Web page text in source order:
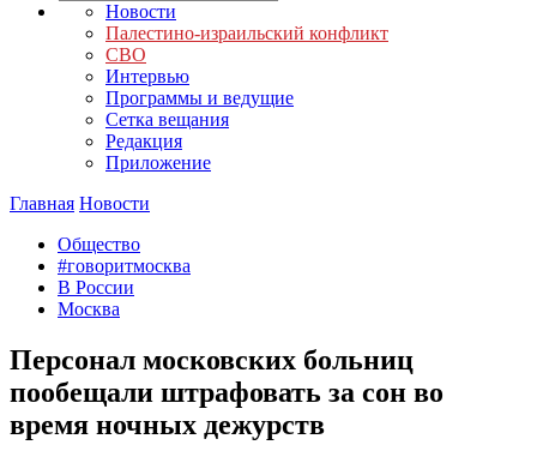
Новости
Палестино-израильский конфликт
СВО
Интервью
Программы и ведущие
Сетка вещания
Редакция
Приложение
Главная Новости
Общество
#говоритмосква
В России
Москва
Персонал московских больниц
пообещали штрафовать за сон во
время ночных дежурств